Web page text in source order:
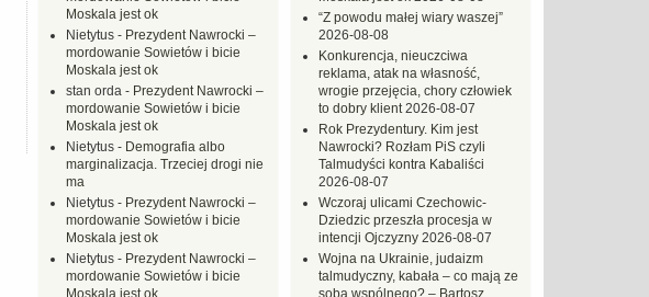
“Z powodu małej wiary waszej”
2026-08-08
Konkurencja, nieuczciwa
reklama, atak na własność,
wrogie przejęcia, chory człowiek
to dobry klient 2026-08-07
Rok Prezydentury. Kim jest
Nawrocki? Rozłam PiS czyli
Talmudyści kontra Kabaliści
2026-08-07
Wczoraj ulicami Czechowic-
Dziedzic przeszła procesja w
intencji Ojczyzny 2026-08-07
Wojna na Ukrainie, judaizm
talmudyczny, kabała – co mają ze
sobą wspólnego? – Bartosz
Moskala jest ok
Nietytus - Prezydent Nawrocki –
mordowanie Sowietów i bicie
Moskala jest ok
stan orda - Prezydent Nawrocki –
mordowanie Sowietów i bicie
Moskala jest ok
Nietytus - Demografia albo
marginalizacja. Trzeciej drogi nie
ma
Nietytus - Prezydent Nawrocki –
mordowanie Sowietów i bicie
Moskala jest ok
Nietytus - Prezydent Nawrocki –
mordowanie Sowietów i bicie
Moskala jest ok